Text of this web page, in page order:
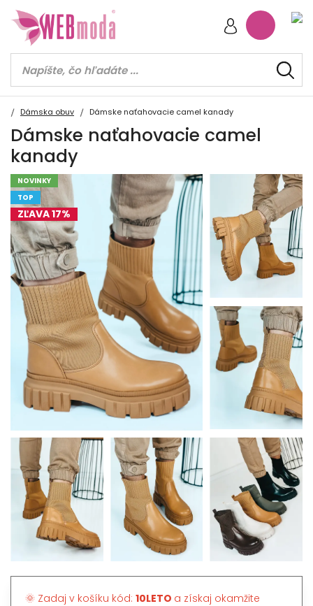
Dámska obuv Dámske naťahovacie camel kanady
Dámske naťahovacie camel
kanady
NOVINKY
TOP
ZĽAVA 17%
🌞 Zadaj v košíku kód: 10LETO a získaj okamžite